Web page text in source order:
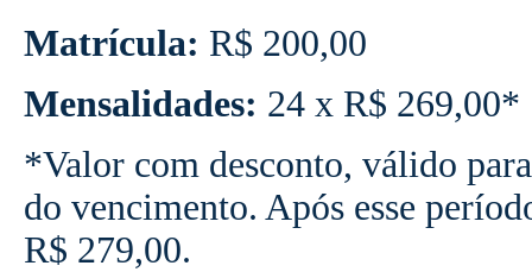
Matrícula: R$ 200,00
Mensalidades: 24 x R$ 269,00*
*Valor com desconto, válido
do vencimento. Após esse
R$ 279,00.